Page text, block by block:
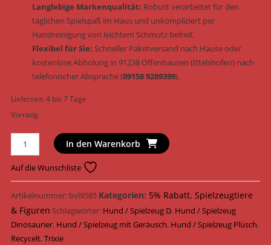
Langlebige Markenqualität: Robust verarbeitet für den
täglichen Spielspaß im Haus und unkompliziert per
Handreinigung von leichtem Schmutz befreit.
Flexibel für Sie: Schneller Paketversand nach Hause oder
kostenlose Abholung in 91238 Offenhausen (Ittelshofen) nach
telefonischer Absprache (09158 9289399).
Lieferzeit:4 bis 7 Tage
Vorrätig
Trixie
Hundespielzeug
Flugsaurier
Plüsch
&
Geräusch
30
cm
In den Warenkorb
Auf die Wunschliste
Artikelnummer: bvl9585 Kategorien: 5% Rabatt, Spielzeugtiere
& Figuren Schlagwörter: Hund / Spielzeug D, Hund / Spielzeug
Dinosaurier, Hund / Spielzeug mit Geräusch, Hund / Spielzeug Plüsch,
Recycelt,Trixie